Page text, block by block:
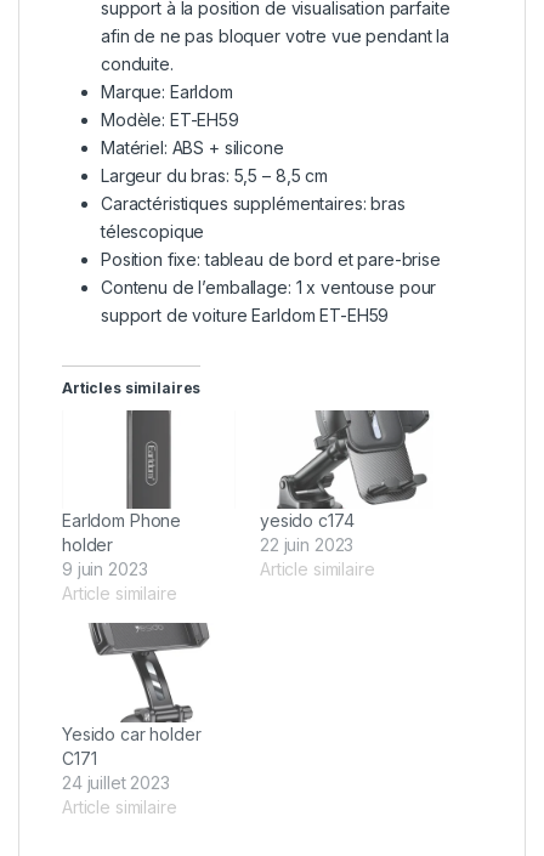
support à la position de visualisation parfaite
afin de ne pas bloquer votre vue pendant la
conduite.
Marque: Earldom
Modèle: ET-EH59
Matériel: ABS + silicone
Largeur du bras: 5,5 – 8,5 cm
Caractéristiques supplémentaires: bras
télescopique
Position fixe: tableau de bord et pare-brise
Contenu de l’emballage: 1 x ventouse pour
support de voiture Earldom ET-EH59
Articles similaires
Earldom Phone
holder
9 juin 2023
Article similaire
yesido c174
22 juin 2023
Article similaire
Yesido car holder
C171
24 juillet 2023
Article similaire